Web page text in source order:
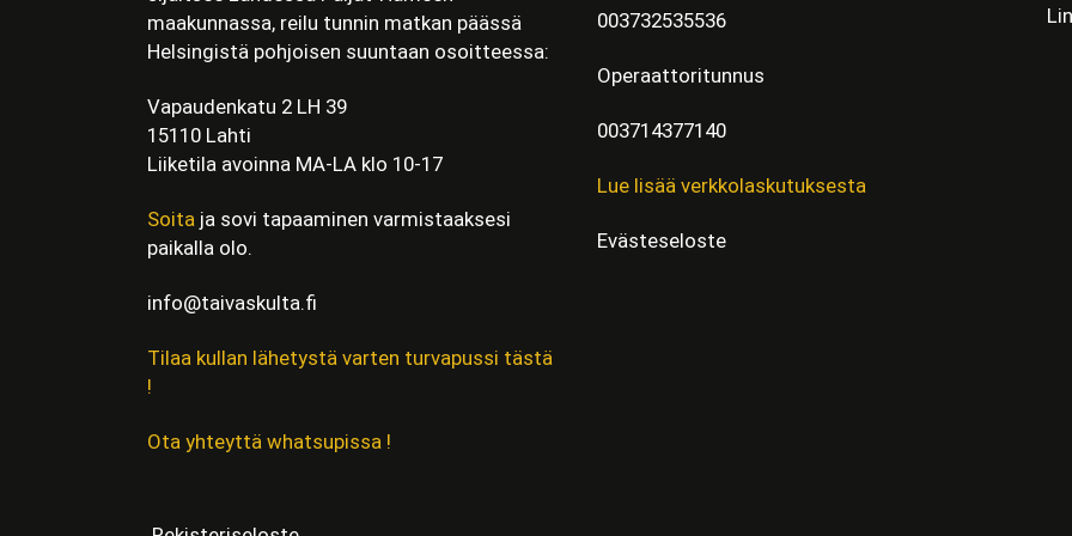
maakunnassa, reilu tunnin matkan päässä
Helsingistä pohjoisen suuntaan osoitteessa:
Vapaudenkatu 2 LH 39
15110 Lahti
Liiketila avoinna MA-LA klo 10-17
Soita ja sovi tapaaminen varmistaaksesi
paikalla olo.
info@taivaskulta.fi
Tilaa kullan lähetystä varten turvapussi tästä
!
Ota yhteyttä whatsupissa !
003732535536
Operaattoritunnus
003714377140
Lue lisää verkkolaskutuksesta
Evästeseloste